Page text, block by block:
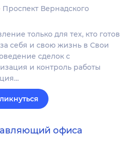
Проспект Вернадского
только для тех, кто готов
за себя и свою жизнь в Свои
сделок с
и контроль работы
офиса